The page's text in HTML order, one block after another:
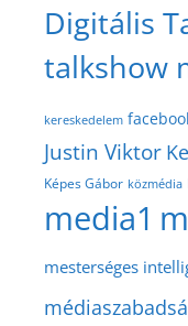
Digitális
talkshow
kereskedelem
Justin Viktor
Képes Gábor közmédia
media1
mesterséges